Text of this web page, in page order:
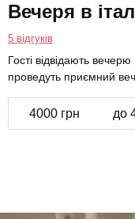
Вечеря в
5 відгуків
Гості відвідають
проведуть приємний
4000 грн до